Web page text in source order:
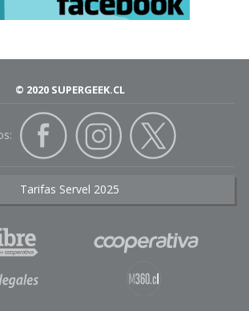
© 2020 SUPERGEEK.CL
Tarifas Servel 2025